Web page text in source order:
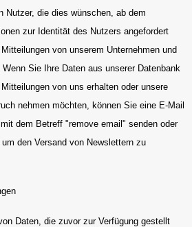
Nutzer, die dies wünschen, ab dem
zur Identität des Nutzers angefordert
von unserem Unternehmen und
Sie Ihre Daten aus unserer Datenbank
von uns erhalten oder unsere
nehmen möchten, können Sie eine E-Mail
mit dem Betreff "remove email" senden oder
den Versand von Newslettern zu
Daten, die zuvor zur Verfügung gestellt